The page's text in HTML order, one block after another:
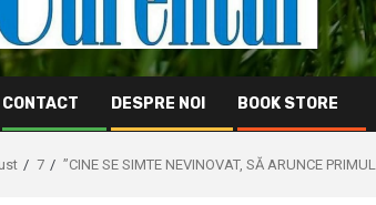
CONTACT DESPRE NOI BOOK STORE
7 ”CINE SE SIMTE NEVINOVAT, SĂ ARUNCE